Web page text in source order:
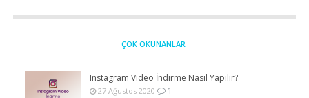
ÇOK OKUNANLAR
Instagram Video İndirme Nasıl Yapılır?
27 Ağustos 2020 1